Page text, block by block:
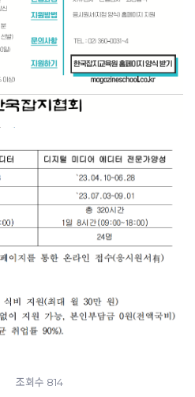
조회수 814